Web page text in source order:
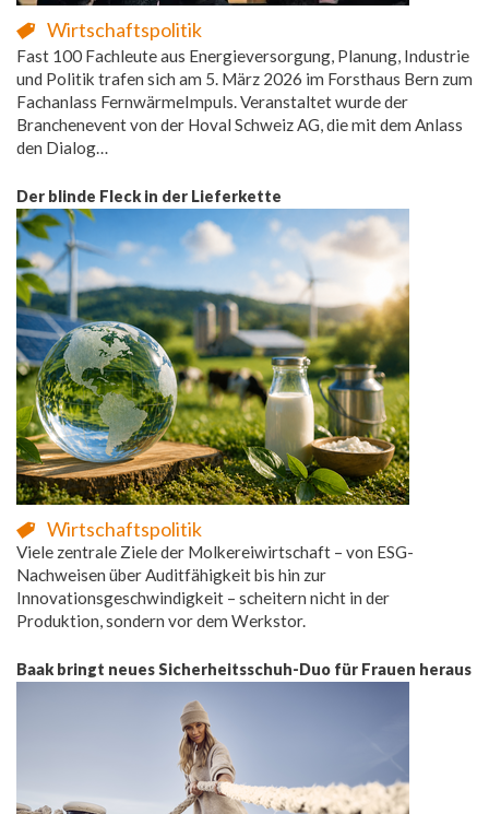
Wirtschaftspolitik
Fast 100 Fachleute aus Energieversorgung, Planung, Industrie
und Politik trafen sich am 5. März 2026 im Forsthaus Bern zum
Fachanlass FernwärmeImpuls. Veranstaltet wurde der
Branchenevent von der Hoval Schweiz AG, die mit dem Anlass
den Dialog…
Der blinde Fleck in der Lieferkette
Wirtschaftspolitik
Viele zentrale Ziele der Molkereiwirtschaft – von ESG-
Nachweisen über Auditfähigkeit bis hin zur
Innovationsgeschwindigkeit – scheitern nicht in der
Produktion, sondern vor dem Werkstor.
Baak bringt neues Sicherheitsschuh-Duo für Frauen heraus